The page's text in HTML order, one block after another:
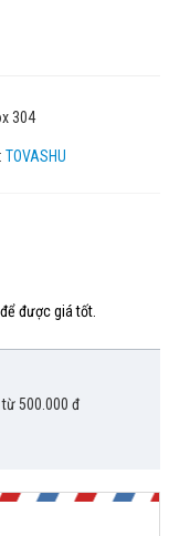
304
TOVASHU
được giá tốt.
500.000 đ